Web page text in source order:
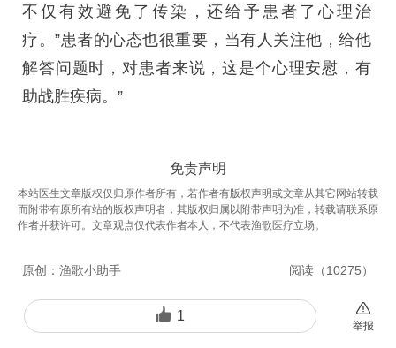
不仅有效避免了传染，还给予患者了心理治
疗。”患者的心态也很重要，当有人关注他，给他
解答问题时，对患者来说，这是个心理安慰，有
助战胜疾病。”
免责声明
本站医生文章版权仅归原作者所有，若作者有版权声明或文章从其它网站转载
而附带有原所有站的版权声明者，其版权归属以附带声明为准，转载请联系原
作者并获许可。文章观点仅代表作者本人，不代表渔歌医疗立场。
原创： 渔歌小助手 阅读（10275）
1
举报